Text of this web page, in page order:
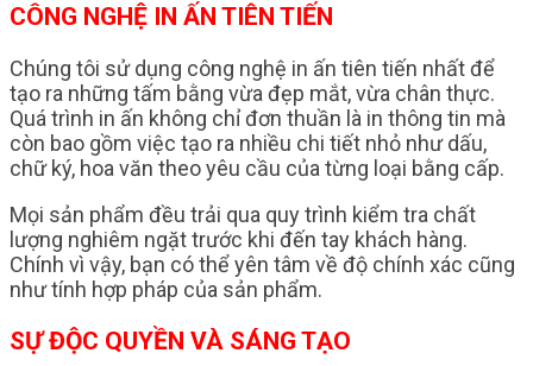
CÔNG NGHỆ IN ẤN TIÊN TIẾN
Chúng tôi sử dụng công nghệ in ấn tiên tiến nhất để
tạo ra những tấm bằng vừa đẹp mắt, vừa chân thực.
Quá trình in ấn không chỉ đơn thuần là in thông tin mà
còn bao gồm việc tạo ra nhiều chi tiết nhỏ như dấu,
chữ ký, hoa văn theo yêu cầu của từng loại bằng cấp.
Mọi sản phẩm đều trải qua quy trình kiểm tra chất
lượng nghiêm ngặt trước khi đến tay khách hàng.
Chính vì vậy, bạn có thể yên tâm về độ chính xác cũng
như tính hợp pháp của sản phẩm.
SỰ ĐỘC QUYỀN VÀ SÁNG TẠO